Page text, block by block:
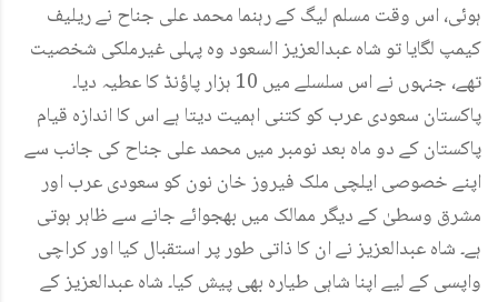
ہوئی، اس وقت مسلم لیگ کے رہنما محمد علی جناح نے ریلیف
کیمپ لگایا تو شاہ عبدالعزیز السعود وہ پہلی غیرملکی شخصیت
تھے، جنہوں نے اس سلسلے میں 10 ہزار پاؤنڈ کا عطیہ دیا۔
پاکستان سعودی عرب کو کتنی اہمیت دیتا ہے اس کا اندازہ قیام
پاکستان کے دو ماہ بعد نومبر میں محمد علی جناح کی جانب سے
اپنے خصوصی ایلچی ملک فیروز خان نون کو سعودی عرب اور
مشرق وسطیٰ کے دیگر ممالک میں بھجوائے جانے سے ظاہر ہوتی
ہے۔ شاہ عبدالعزیز نے ان کا ذاتی طور پر استقبال کیا اور کراچی
واپسی کے لیے اپنا شاہی طیارہ بھی پیش کیا۔ شاہ عبدالعزیز کے